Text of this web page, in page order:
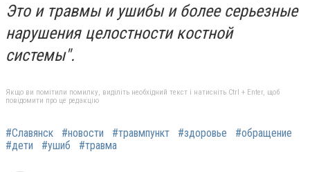
Это и травмы и ушибы и более серьезные
нарушения целостности костной
системы".
Якщо ви помітили помилку, виділіть необхідний текст і натисніть Ctrl + Enter, щоб
повідомити про це редакцію
#Славянск #новости #травмпункт #здоровье
#обращение
#дети
#ушиб #травма